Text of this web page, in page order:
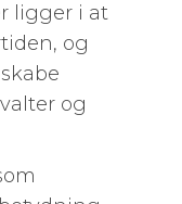
ligger i at
og
og